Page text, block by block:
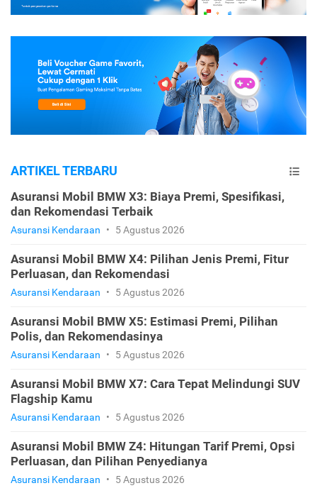
ARTIKEL TERBARU
Asuransi Mobil BMW X3: Biaya Premi, Spesifikasi,
dan Rekomendasi Terbaik
Asuransi Kendaraan • 5 Agustus 2026
Asuransi Mobil BMW X4: Pilihan Jenis Premi, Fitur
Perluasan, dan Rekomendasi
Asuransi Kendaraan • 5 Agustus 2026
Asuransi Mobil BMW X5: Estimasi Premi, Pilihan
Polis, dan Rekomendasinya
Asuransi Kendaraan • 5 Agustus 2026
Asuransi Mobil BMW X7: Cara Tepat Melindungi SUV
Flagship Kamu
Asuransi Kendaraan • 5 Agustus 2026
Asuransi Mobil BMW Z4: Hitungan Tarif Premi, Opsi
Perluasan, dan Pilihan Penyedianya
Asuransi Kendaraan • 5 Agustus 2026